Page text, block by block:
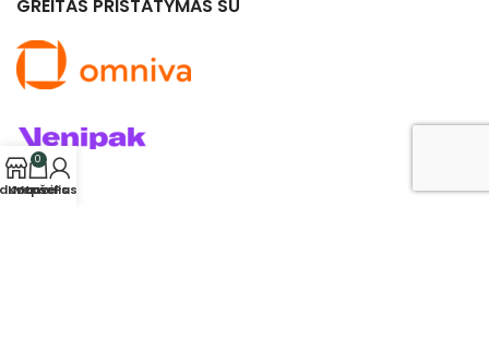
GREITAS PRISTATYMAS SU
0
Krepšelis
Mano Paskyra